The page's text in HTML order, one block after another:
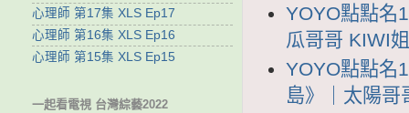
YOYO點點名
瓜哥哥 KIWI
YOYO點點名
島》｜太陽
心理師 第17集 XLS Ep17
心理師 第16集 XLS Ep16
心理師 第15集 XLS Ep15
一起看電視 台灣綜藝2022